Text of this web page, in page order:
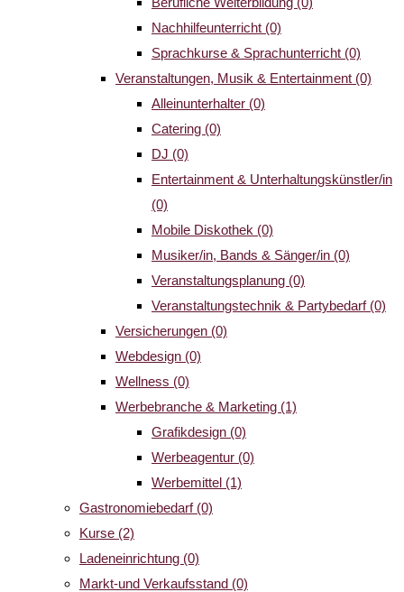
Nachhilfeunterricht (0)
Sprachkurse & Sprachunterricht (0)
Veranstaltungen, Musik & Entertainment (0)
Alleinunterhalter (0)
Catering (0)
DJ (0)
Entertainment & Unterhaltungskünstler/in
(0)
Mobile Diskothek (0)
Musiker/in, Bands & Sänger/in (0)
Veranstaltungsplanung (0)
Veranstaltungstechnik & Partybedarf (0)
Versicherungen (0)
Webdesign (0)
Wellness (0)
Werbebranche & Marketing (1)
Grafikdesign (0)
Werbeagentur (0)
Werbemittel (1)
Gastronomiebedarf (0)
Kurse (2)
Ladeneinrichtung (0)
Markt-und Verkaufsstand (0)